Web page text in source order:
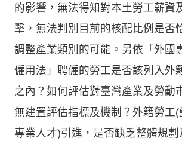
的影響，無法得知對本土勞工薪資
擊，無法判別目前的核配比例是否
調整產業類別的可能。另依「外國
僱用法」聘僱的勞工是否該列入外
之內？如何評估對臺灣產業及勞動
無建置評估指標及機制？外籍勞工
專業人才)引進，是否缺乏整體規